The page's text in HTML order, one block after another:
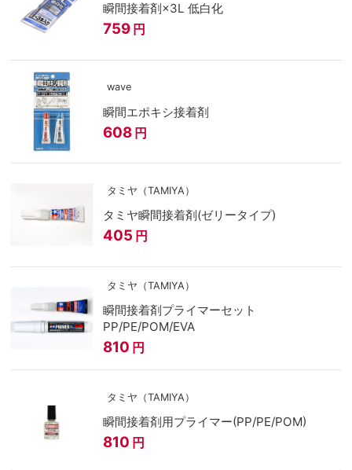
瞬間接着剤×3L 低白化
759 円
wave
瞬間エポキシ接着剤
608 円
タミヤ（TAMIYA）
タミヤ瞬間接着剤(ゼリータイプ)
405 円
タミヤ（TAMIYA）
瞬間接着剤プライマーセット
PP/PE/POM/EVA
810 円
タミヤ（TAMIYA）
瞬間接着剤用プライマー(PP/PE/POM)
810 円